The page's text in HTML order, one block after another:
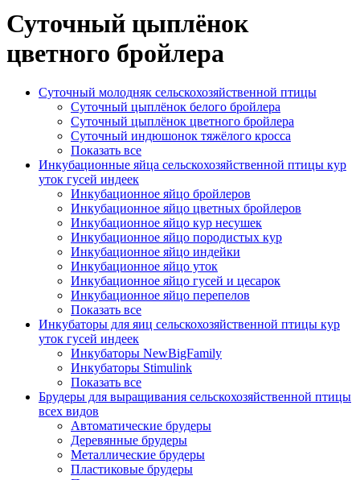
Суточный цыплёнок
цветного бройлера
Суточный молодняк сельскохозяйственной птицы
Суточный цыплёнок белого бройлера
Суточный цыплёнок цветного бройлера
Суточный индюшонок тяжёлого кросса
Показать все
Инкубационные яйца сельскохозяйственной птицы кур
уток гусей индеек
Инкубационное яйцо бройлеров
Инкубационное яйцо цветных бройлеров
Инкубационное яйцо кур несушек
Инкубационное яйцо породистых кур
Инкубационное яйцо индейки
Инкубационное яйцо уток
Инкубационное яйцо гусей и цесарок
Инкубационное яйцо перепелов
Показать все
Инкубаторы для яиц сельскохозяйственной птицы кур
уток гусей индеек
Инкубаторы NewBigFamily
Инкубаторы Stimulink
Показать все
Брудеры для выращивания сельскохозяйственной птицы
всех видов
Автоматические брудеры
Деревянные брудеры
Металлические брудеры
Пластиковые брудеры